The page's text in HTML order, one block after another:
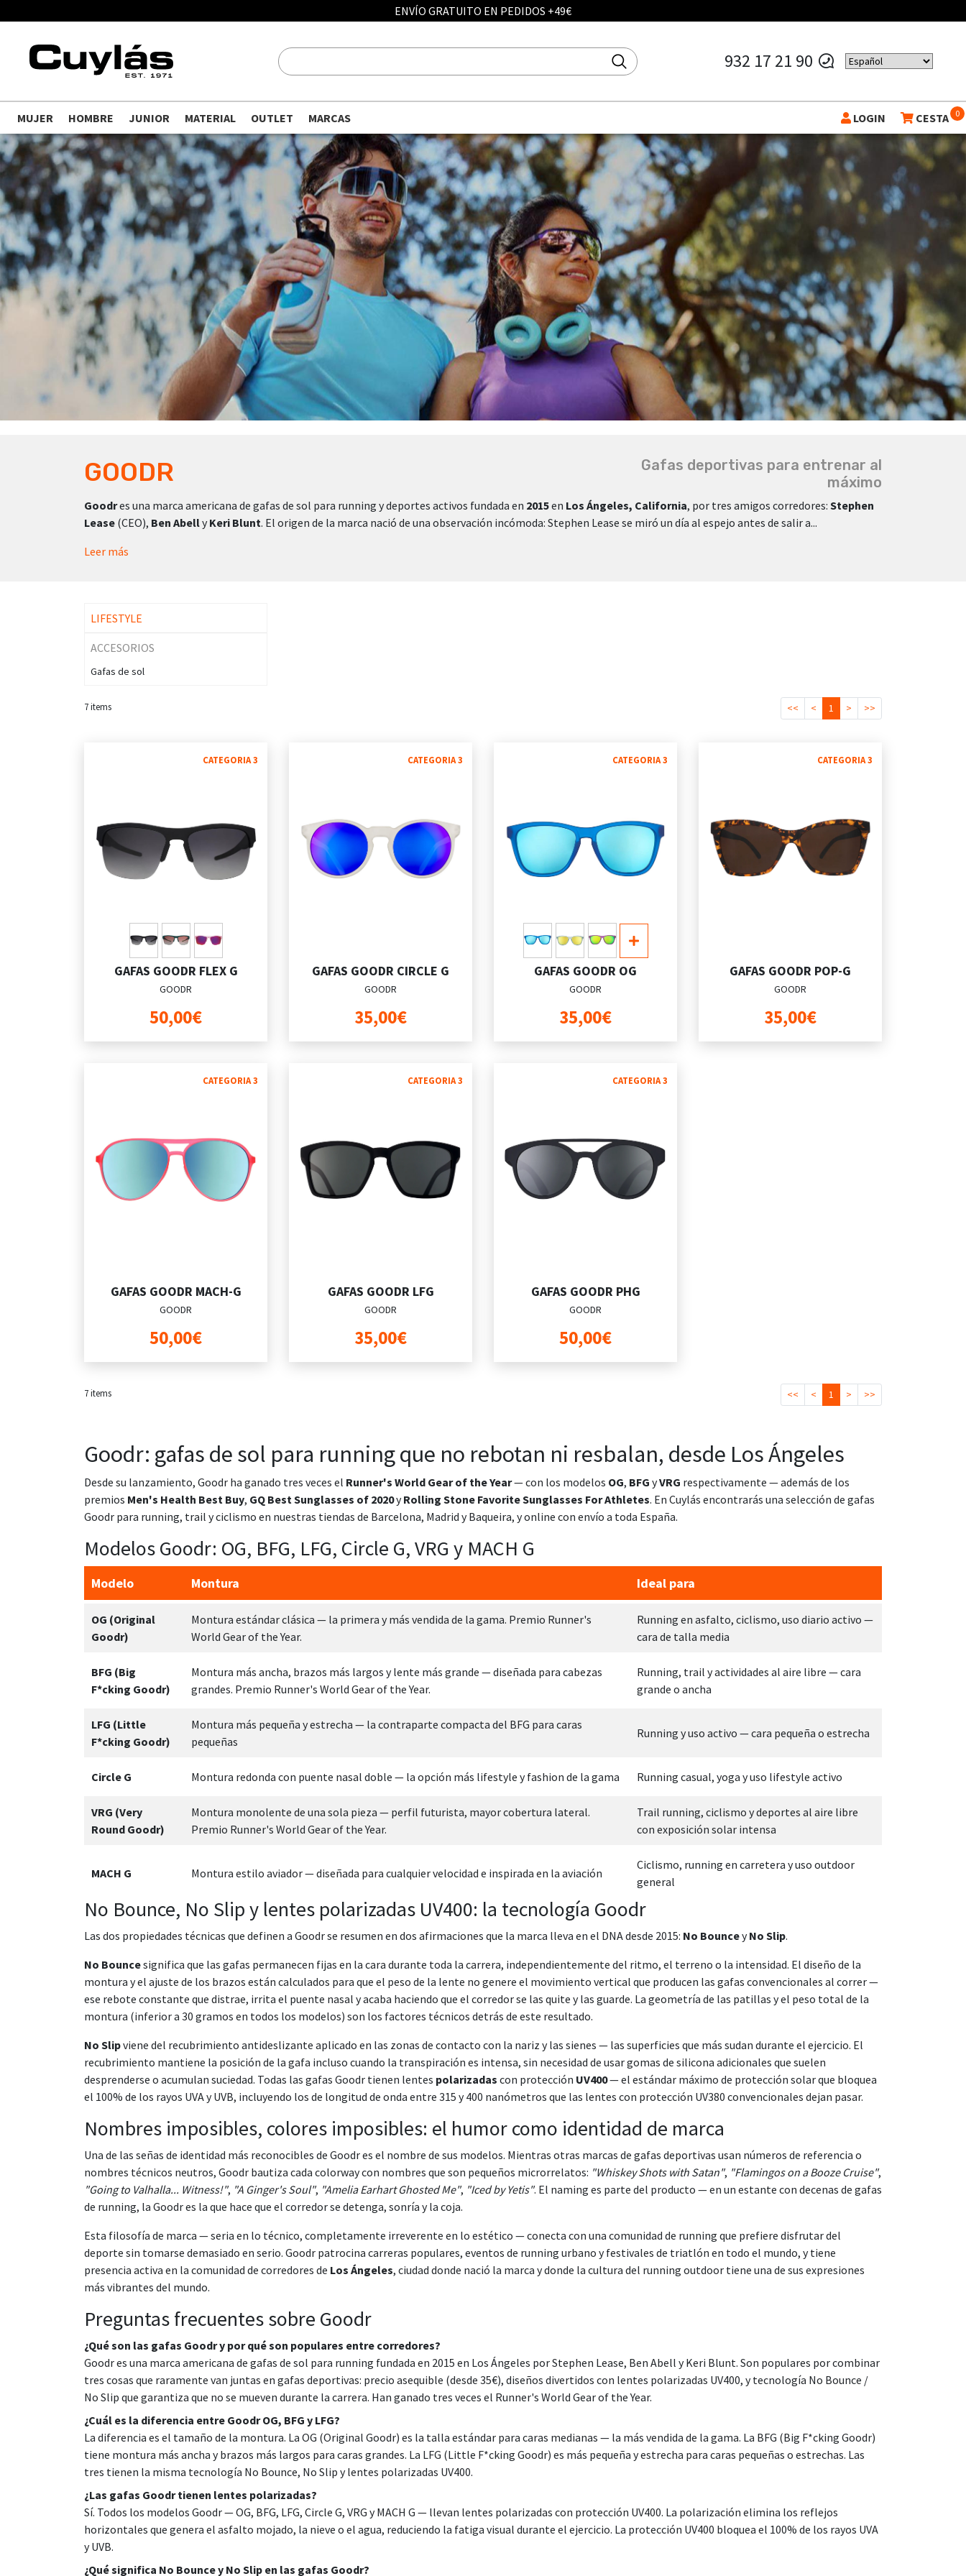
ENVÍO GRATUITO EN PEDIDOS +49€
932 17 21 90
MUJER HOMBRE JUNIOR MATERIAL OUTLET MARCAS LOGIN CESTA 0
GOODR
Gafas deportivas para entrenar al
máximo
Goodres una marca americana de gafas de sol para running y deportes activos fundada en 2015en Los Ángeles, California, por tres amigos corredores: Stephen
Lease (CEO), Ben AbellyKeri Blunt. El origen de la marca nació de una observación incómoda: Stephen Lease se miró un día al espejo antes de salir a...
Leer más
LIFESTYLE
ACCESORIOS
Gafas de sol
7items << < 1 > >>
CATEGORIA 3
GAFAS GOODR FLEX G
GOODR
50,00€
CATEGORIA 3
GAFAS GOODR CIRCLE G
GOODR
35,00€
CATEGORIA 3
GAFAS GOODR OG
GOODR
35,00€
CATEGORIA 3
GAFAS GOODR POP-G
GOODR
35,00€
CATEGORIA 3
GAFAS GOODR MACH-G
GOODR
50,00€
CATEGORIA 3
GAFAS GOODR LFG
GOODR
35,00€
CATEGORIA 3
GAFAS GOODR PHG
GOODR
50,00€
7items << < 1 > >>
Goodr: gafas de sol para running que no rebotan ni resbalan, desde Los Ángeles
Desde su lanzamiento, Goodr ha ganado tres veces el Runner's World Gear of the Year— con los modelos OG, BFG yVRG respectivamente — además de los
premios Men's Health Best Buy, GQ Best Sunglasses of 2020yRolling Stone Favorite Sunglasses For Athletes. En Cuylás encontrarás una selección de gafas
Goodr para running, trail y ciclismo en nuestras tiendas de Barcelona, Madrid y Baqueira, y online con envío a toda España.
Modelos Goodr: OG, BFG, LFG, Circle G, VRG y MACH G
Modelo Montura Ideal para
OG (Original
Goodr)
Montura estándar clásica — la primera y más vendida de la gama. Premio Runner's
World Gear of the Year.
Running en asfalto, ciclismo, uso diario activo —
cara de talla media
BFG (Big
F*cking Goodr)
Montura más ancha, brazos más largos y lente más grande — diseñada para cabezas
grandes. Premio Runner's World Gear of the Year.
Running, trail y actividades al aire libre — cara
grande o ancha
LFG (Little
F*cking Goodr)
Montura más pequeña y estrecha — la contraparte compacta del BFG para caras
pequeñas
Running y uso activo — cara pequeña o estrecha
Circle G Montura redonda con puente nasal doble — la opción más lifestyle y fashion de la gama Running casual, yoga y uso lifestyle activo
VRG (Very
Round Goodr)
Montura monolente de una sola pieza — perfil futurista, mayor cobertura lateral.
Premio Runner's World Gear of the Year.
Trail running, ciclismo y deportes al aire libre
con exposición solar intensa
MACH G Montura estilo aviador — diseñada para cualquier velocidad e inspirada en la aviación
Ciclismo, running en carretera y uso outdoor
general
No Bounce, No Slip y lentes polarizadas UV400: la tecnología Goodr
Las dos propiedades técnicas que definen a Goodr se resumen en dos afirmaciones que la marca lleva en el DNA desde 2015: No BounceyNo Slip.
No Bouncesignifica que las gafas permanecen fijas en la cara durante toda la carrera, independientemente del ritmo, el terreno o la intensidad. El diseño de la
montura y el ajuste de los brazos están calculados para que el peso de la lente no genere el movimiento vertical que producen las gafas convencionales al correr —
ese rebote constante que distrae, irrita el puente nasal y acaba haciendo que el corredor se las quite y las guarde. La geometría de las patillas y el peso total de la
montura (inferior a 30 gramos en todos los modelos) son los factores técnicos detrás de este resultado.
No Slipviene del recubrimiento antideslizante aplicado en las zonas de contacto con la nariz y las sienes — las superficies que más sudan durante el ejercicio. El
recubrimiento mantiene la posición de la gafa incluso cuando la transpiración es intensa, sin necesidad de usar gomas de silicona adicionales que suelen
desprenderse o acumulan suciedad. Todas las gafas Goodr tienen lentes polarizadas con protección UV400— el estándar máximo de protección solar que bloquea
el 100% de los rayos UVA y UVB, incluyendo los de longitud de onda entre 315 y 400 nanómetros que las lentes con protección UV380 convencionales dejan pasar.
Nombres imposibles, colores imposibles: el humor como identidad de marca
Una de las señas de identidad más reconocibles de Goodr es el nombre de sus modelos. Mientras otras marcas de gafas deportivas usan números de referencia o
nombres técnicos neutros, Goodr bautiza cada colorway con nombres que son pequeños microrrelatos: "Whiskey Shots with Satan", "Flamingos on a Booze Cruise",
"Going to Valhalla... Witness!", "A Ginger's Soul", "Amelia Earhart Ghosted Me", "Iced by Yetis". El naming es parte del producto — en un estante con decenas de gafas
de running, la Goodr es la que hace que el corredor se detenga, sonría y la coja.
Esta filosofía de marca — seria en lo técnico, completamente irreverente en lo estético — conecta con una comunidad de running que prefiere disfrutar del
deporte sin tomarse demasiado en serio. Goodr patrocina carreras populares, eventos de running urbano y festivales de triatlón en todo el mundo, y tiene
presencia activa en la comunidad de corredores de Los Ángeles, ciudad donde nació la marca y donde la cultura del running outdoor tiene una de sus expresiones
más vibrantes del mundo.
Preguntas frecuentes sobre Goodr
¿Qué son las gafas Goodr y por qué son populares entre corredores?
Goodr es una marca americana de gafas de sol para running fundada en 2015 en Los Ángeles por Stephen Lease, Ben Abell y Keri Blunt. Son populares por combinar
tres cosas que raramente van juntas en gafas deportivas: precio asequible (desde 35€), diseños divertidos con lentes polarizadas UV400, y tecnología No Bounce /
No Slip que garantiza que no se mueven durante la carrera. Han ganado tres veces el Runner's World Gear of the Year.
¿Cuál es la diferencia entre Goodr OG, BFG y LFG?
La diferencia es el tamaño de la montura. La OG (Original Goodr) es la talla estándar para caras medianas — la más vendida de la gama. La BFG (Big F*cking Goodr)
tiene montura más ancha y brazos más largos para caras grandes. La LFG (Little F*cking Goodr) es más pequeña y estrecha para caras pequeñas o estrechas. Las
tres tienen la misma tecnología No Bounce, No Slip y lentes polarizadas UV400.
¿Las gafas Goodr tienen lentes polarizadas?
Sí. Todos los modelos Goodr — OG, BFG, LFG, Circle G, VRG y MACH G — llevan lentes polarizadas con protección UV400. La polarización elimina los reflejos
horizontales que genera el asfalto mojado, la nieve o el agua, reduciendo la fatiga visual durante el ejercicio. La protección UV400 bloquea el 100% de los rayos UVA
y UVB.
¿Qué significa No Bounce y No Slip en las gafas Goodr?